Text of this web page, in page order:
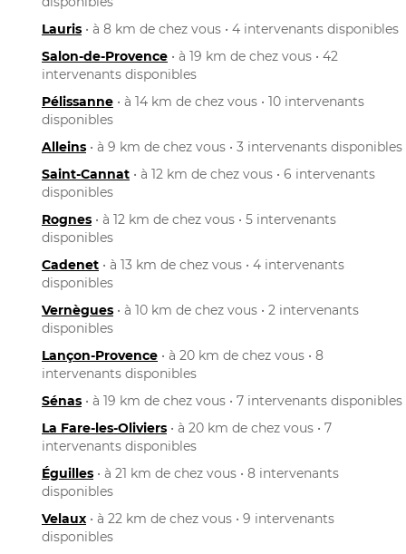
Lauris • à 8 km de chez vous • 4 intervenants disponibles
Salon-de-Provence • à 19 km de chez vous • 42
intervenants disponibles
Pélissanne • à 14 km de chez vous • 10 intervenants
disponibles
Alleins • à 9 km de chez vous • 3 intervenants disponibles
Saint-Cannat • à 12 km de chez vous • 6 intervenants
disponibles
Rognes • à 12 km de chez vous • 5 intervenants
disponibles
Cadenet • à 13 km de chez vous • 4 intervenants
disponibles
Vernègues • à 10 km de chez vous • 2 intervenants
disponibles
Lançon-Provence • à 20 km de chez vous • 8
intervenants disponibles
Sénas • à 19 km de chez vous • 7 intervenants disponibles
La Fare-les-Oliviers • à 20 km de chez vous • 7
intervenants disponibles
Éguilles • à 21 km de chez vous • 8 intervenants
disponibles
Velaux • à 22 km de chez vous • 9 intervenants
disponibles